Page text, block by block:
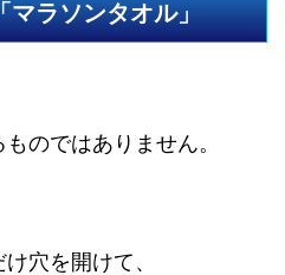
マラソンタオル」
のではありません。
穴を開けて、